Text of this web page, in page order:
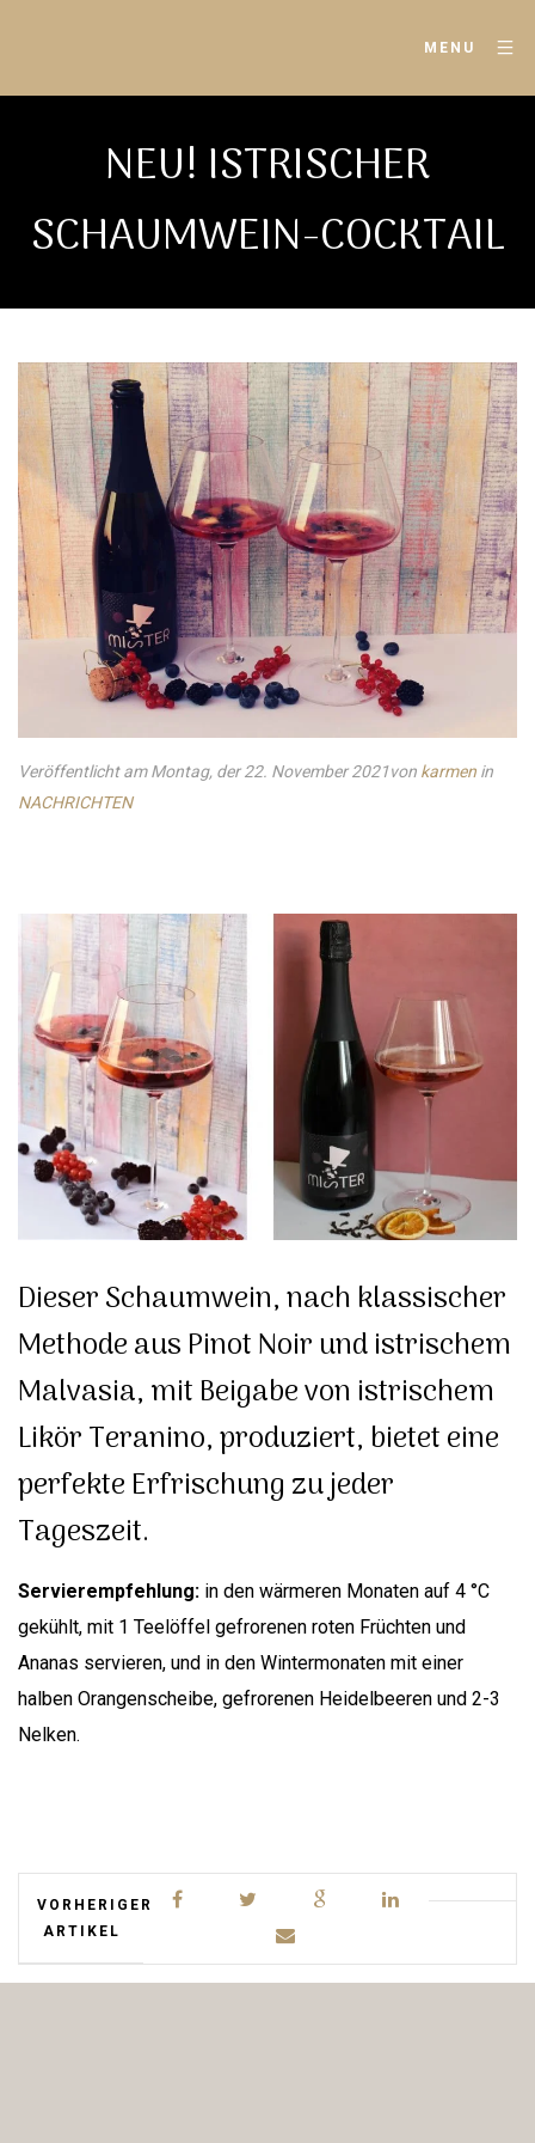
MENU
NEU! ISTRISCHER
SCHAUMWEIN-COCKTAIL
Veröffentlicht am Montag, der 22. November 2021von karmen in
NACHRICHTEN
Dieser Schaumwein, nach klassischer
Methode aus Pinot Noir und istrischem
Malvasia, mit Beigabe von istrischem
Likör Teranino, produziert, bietet eine
perfekte Erfrischung zu jeder
Tageszeit.
Servierempfehlung: in den wärmeren Monaten auf 4 °C
gekühlt, mit 1 Teelöffel gefrorenen roten Früchten und
Ananas servieren, und in den Wintermonaten mit einer
halben Orangenscheibe, gefrorenen Heidelbeeren und 2-3
Nelken.
VORHERIGER
ARTIKEL